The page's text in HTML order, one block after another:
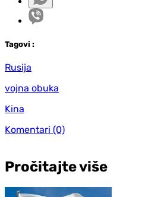
Tagovi :
Rusija
vojna obuka
Kina
Komentari (0)
Pročitajte više